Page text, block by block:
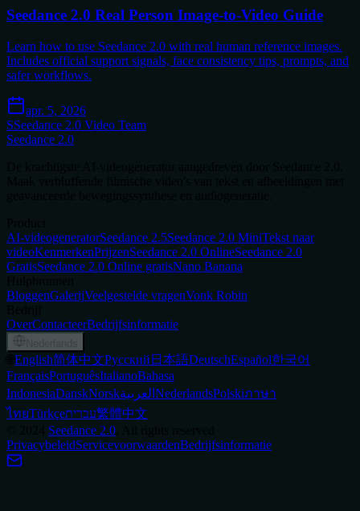
Seedance 2.0 Real Person Image-to-Video Guide
Learn how to use Seedance 2.0 with real human reference images.
Includes official support signals, face consistency tips, prompts, and
safer workflows.
apr. 5, 2026
SSeedance 2.0 Video Team
Seedance 2.0
AI-videogeneratorSeedance 2.5Seedance 2.0 MiniTekst naar
videoKenmerkenPrijzenSeedance 2.0 OnlineSeedance 2.0
GratisSeedance 2.0 Online gratisNano Banana
BloggenGalerijVeelgestelde vragenVonk Robin
OverContacteerBedrijfsinformatie
English简体中文Русский 日本語DeutschEspañol한국어
FrançaisPortuguêsItalianoBahasa
IndonesiaDanskNorskالعربية NederlandsPolskiภาษา
ไทยTürkçeעברית繁體中文
Seedance 2.0
PrivacybeleidServicevoorwaardenBedrijfsinformatie